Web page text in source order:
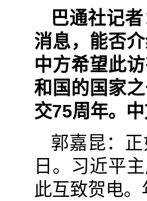
巴通社记
消息，能否
中方希望此
和国的国家
交75周年。
郭嘉昆：
日。习近平
此互致贺电